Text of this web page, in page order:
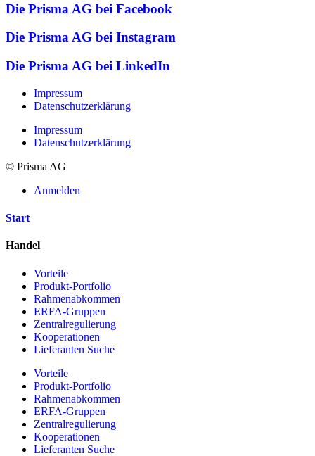
Die Prisma AG bei Facebook
Die Prisma AG bei Instagram
Die Prisma AG bei LinkedIn
Impressum
Datenschutzerklärung
Impressum
Datenschutzerklärung
© Prisma AG
Anmelden
Start
Handel
Vorteile
Produkt-Portfolio
Rahmenabkommen
ERFA-Gruppen
Zentralregulierung
Kooperationen
Lieferanten Suche
Vorteile
Produkt-Portfolio
Rahmenabkommen
ERFA-Gruppen
Zentralregulierung
Kooperationen
Lieferanten Suche